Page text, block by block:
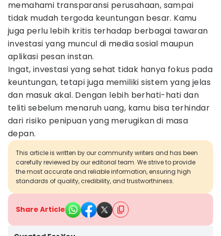
memahami transparansi perusahaan, sampai
tidak mudah tergoda keuntungan besar. Kamu
juga perlu lebih kritis terhadap berbagai tawaran
investasi yang muncul di media sosial maupun
aplikasi pesan instan.
Ingat, investasi yang sehat tidak hanya fokus pada
keuntungan, tetapi juga memiliki sistem yang jelas
dan masuk akal. Dengan lebih berhati-hati dan
teliti sebelum menaruh uang, kamu bisa terhindar
dari risiko penipuan yang merugikan di masa
depan.
This article is written by our community writers and has been
carefully reviewed by our editorial team. We strive to provide
the most accurate and reliable information, ensuring high
standards of quality, credibility, and trustworthiness.
Share Article